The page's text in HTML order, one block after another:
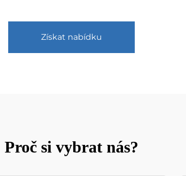
Získat nabídku
Proč si vybrat nás?